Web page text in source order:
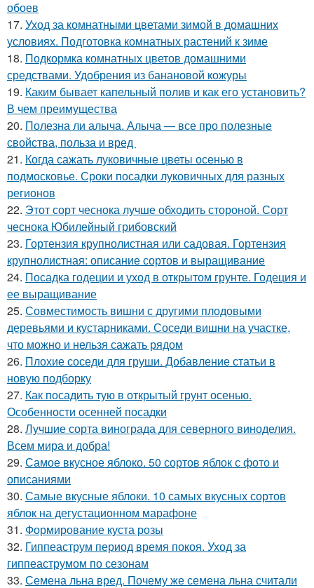
обоев
17. Уход за комнатными цветами зимой в домашних
условиях. Подготовка комнатных растений к зиме
18. Подкормка комнатных цветов домашними
средствами. Удобрения из банановой кожуры
19. Каким бывает капельный полив и как его установить?
В чем преимущества
20. Полезна ли алыча. Алыча — все про полезные
свойства, польза и вред
21. Когда сажать луковичные цветы осенью в
подмосковье. Сроки посадки луковичных для разных
регионов
22. Этот сорт чеснока лучше обходить стороной. Сорт
чеснока Юбилейный грибовский
23. Гортензия крупнолистная или садовая. Гортензия
крупнолистная: описание сортов и выращивание
24. Посадка годеции и уход в открытом грунте. Годеция и
ее выращивание
25. Совместимость вишни с другими плодовыми
деревьями и кустарниками. Соседи вишни на участке,
что можно и нельзя сажать рядом
26. Плохие соседи для груши. Добавление статьи в
новую подборку
27. Как посадить тую в открытый грунт осенью.
Особенности осенней посадки
28. Лучшие сорта винограда для северного виноделия.
Всем мира и добра!
29. Самое вкусное яблоко. 50 сортов яблок с фото и
описаниями
30. Самые вкусные яблоки. 10 самых вкусных сортов
яблок на дегустационном марафоне
31. Формирование куста розы
32. Гиппеаструм период время покоя. Уход за
гиппеаструмом по сезонам
33. Семена льна вред. Почему же семена льна считали